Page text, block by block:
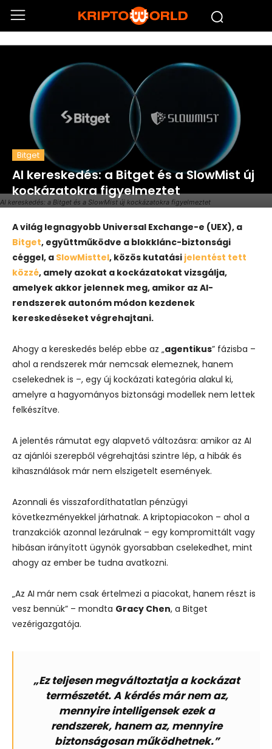
AI kereskedés: a Bitget és a SlowMist új kockázatokra figyelmeztet
Bitget
AI kereskedés: a Bitget és a SlowMist új
kockázatokra figyelmeztet
A világ legnagyobb Universal Exchange-e (UEX), a
Bitget, együttműködve a blokklánc-biztonsági
céggel, a SlowMisttel, közös kutatási jelentést tett
közzé, amely azokat a kockázatokat vizsgálja,
amelyek akkor jelennek meg, amikor az AI-
rendszerek autonóm módon kezdenek
kereskedéseket végrehajtani.
Ahogy a kereskedés belép ebbe az „agentikus” fázisba –
ahol a rendszerek már nemcsak elemeznek, hanem
cselekednek is –, egy új kockázati kategória alakul ki,
amelyre a hagyományos biztonsági modellek nem lettek
felkészítve.
A jelentés rámutat egy alapvető változásra: amikor az AI
az ajánlói szerepből végrehajtási szintre lép, a hibák és
kihasználások már nem elszigetelt események.
Azonnali és visszafordíthatatlan pénzügyi
következményekkel járhatnak. A kriptopiacokon – ahol a
tranzakciók azonnal lezárulnak – egy kompromittált vagy
hibásan irányított ügynök gyorsabban cselekedhet, mint
ahogy az ember be tudna avatkozni.
„Az AI már nem csak értelmezi a piacokat, hanem részt is
vesz bennük” – mondta Gracy Chen, a Bitget
vezérigazgatója.
„Ez teljesen megváltoztatja a kockázat
természetét. A kérdés már nem az,
mennyire intelligensek ezek a
rendszerek, hanem az, mennyire
biztonságosan működhetnek.”